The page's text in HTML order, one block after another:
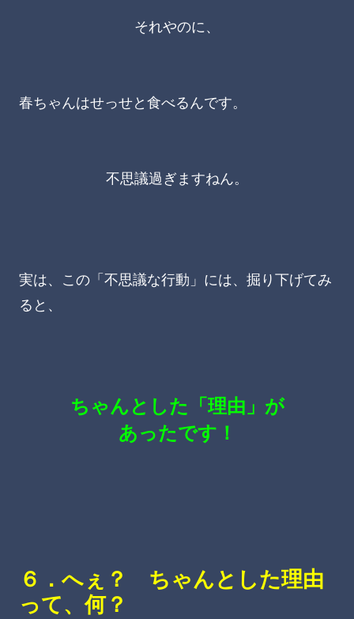
それやのに、
春ちゃんはせっせと食べるんです。
不思議過ぎますねん。
実は、この「不思議な行動」には、掘り下げてみ
ると、
ちゃんとした「理由」が
あったです！
６．へぇ？ ちゃんとした理由
って、何？